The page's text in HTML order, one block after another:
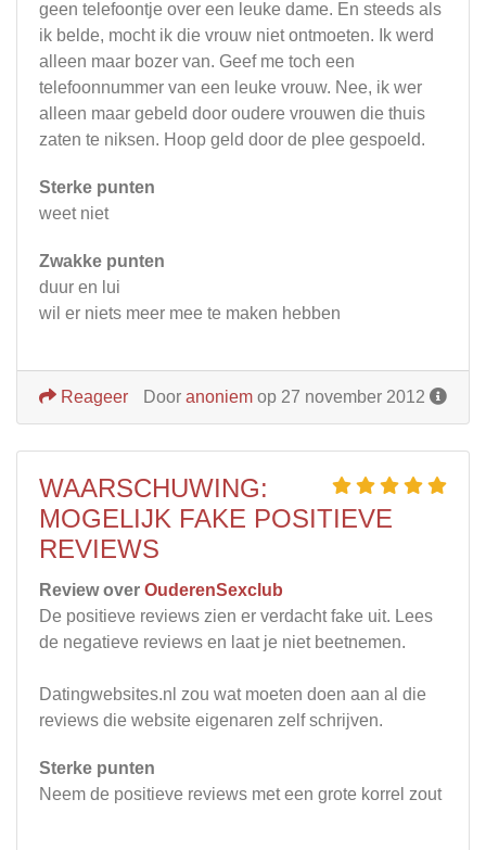
geen telefoontje over een leuke dame. En steeds als
ik belde, mocht ik die vrouw niet ontmoeten. Ik werd
alleen maar bozer van. Geef me toch een
telefoonnummer van een leuke vrouw. Nee, ik wer
alleen maar gebeld door oudere vrouwen die thuis
zaten te niksen. Hoop geld door de plee gespoeld.
Sterke punten
weet niet
Zwakke punten
duur en lui
wil er niets meer mee te maken hebben
Door anoniem op 27 november 2012
Reageer
WAARSCHUWING:
MOGELIJK FAKE POSITIEVE
REVIEWS
Review over OuderenSexclub
De positieve reviews zien er verdacht fake uit. Lees
de negatieve reviews en laat je niet beetnemen.
Datingwebsites.nl zou wat moeten doen aan al die
reviews die website eigenaren zelf schrijven.
Sterke punten
Neem de positieve reviews met een grote korrel zout